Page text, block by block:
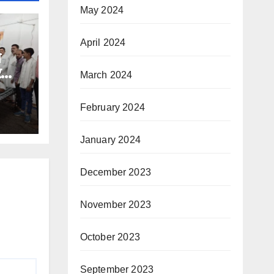
May 2024
April 2024
March 2024
February 2024
January 2024
December 2023
November 2023
October 2023
September 2023